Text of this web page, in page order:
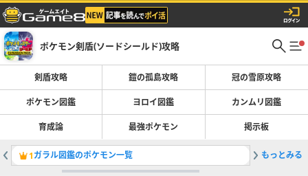
ポケモン剣盾(ソードシールド)攻略
剣盾攻略 鎧の孤島攻略 冠の雪原攻略
ポケモン図鑑 ヨロイ図鑑 カンムリ図鑑
育成論 最強ポケモン 掲示板
1ガラル図鑑のポケモン一覧 2ポケモ
もっとみる